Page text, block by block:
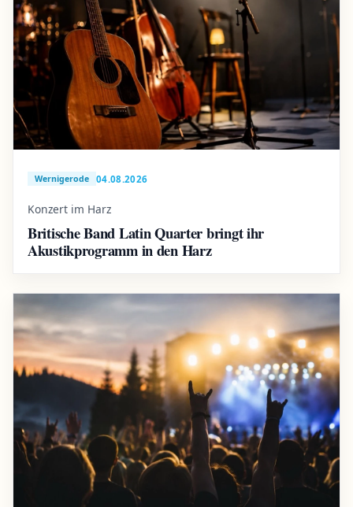
Wernigerode 04.08.2026
Konzert im Harz
Britische Band Latin Quarter bringt ihr
Akustikprogramm in den Harz